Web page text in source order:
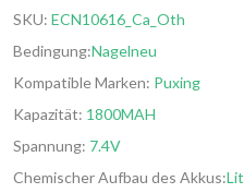
SKU: ECN10616_Ca_Oth
Bedingung:Nagelneu
Kompatible Marken: Puxing
Kapazität: 1800MAH
Spannung: 7.4V
Chemischer Aufbau des Akkus: